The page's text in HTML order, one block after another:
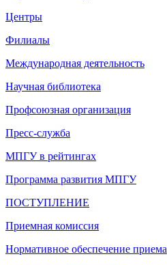
Центры
Филиалы
Международная деятельность
Научная библиотека
Профсоюзная организация
Пресс-служба
МПГУ в рейтингах
Программа развития МПГУ
ПОСТУПЛЕНИЕ
Приемная комиссия
Нормативное обеспечение приема